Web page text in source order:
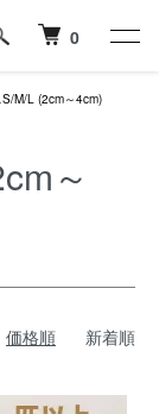
0
M/L (2cm～4cm)
～
価格順 新着順